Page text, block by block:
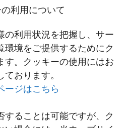
利用について
の利用状況を把握し、サー
環境をご提供するためにク
す。クッキーの使用にはお
おります。
ージはこちら
することは可能ですが、ク
ines） Inc.
and HR Manager
MARGARITA L.
SAMARISTA